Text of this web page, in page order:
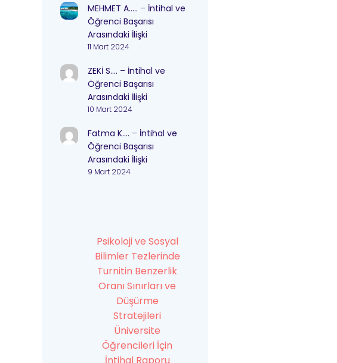
MEHMET A….. – İntihal ve
Öğrenci Başarısı
Arasındaki İlişki
11 Mart 2024
ZEKİ S…. – İntihal ve
Öğrenci Başarısı
Arasındaki İlişki
10 Mart 2024
Fatma K…. – İntihal ve
Öğrenci Başarısı
Arasındaki İlişki
9 Mart 2024
Psikoloji ve Sosyal
Bilimler Tezlerinde
Turnitin Benzerlik
Oranı Sınırları ve
Düşürme
Stratejileri
Üniversite
Öğrencileri İçin